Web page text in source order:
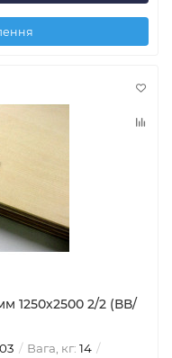
1250х2500 2/2 (ВВ/
Вага, кг: 14